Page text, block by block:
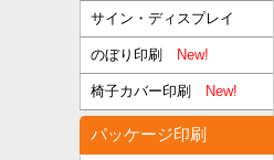
サイン・ディスプレイ
のぼり印刷 New!
椅子カバー印刷 New!
パッケージ印刷